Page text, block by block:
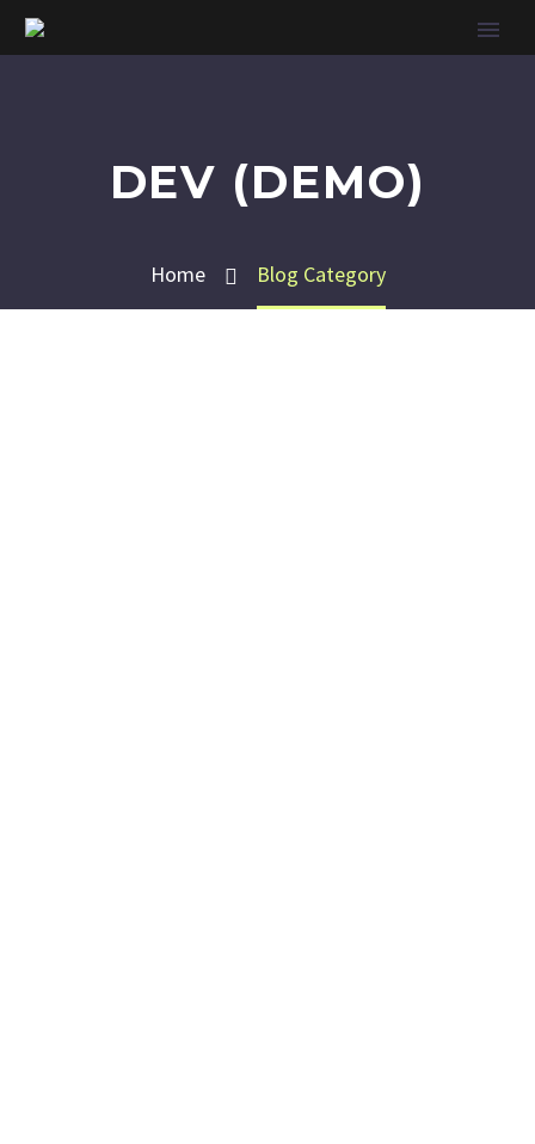
DEV (DEMO)
Home Blog Category